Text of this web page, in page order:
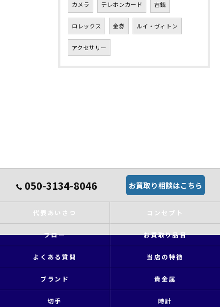
カメラ テレホンカード 古銭
ロレックス 金券 ルイ・ヴィトン
アクセサリー
050-3134-8046 お買取り相談はこちら
代表あいさつ コンセプト
フロー お買取り品目
よくある質問 当店の特徴
ブランド 貴金属
切手 時計